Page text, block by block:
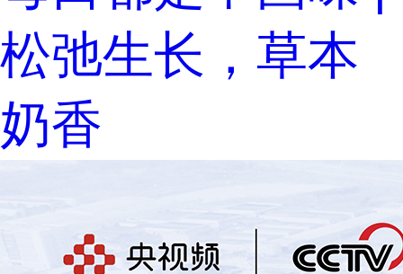
松弛生长，草本
奶香